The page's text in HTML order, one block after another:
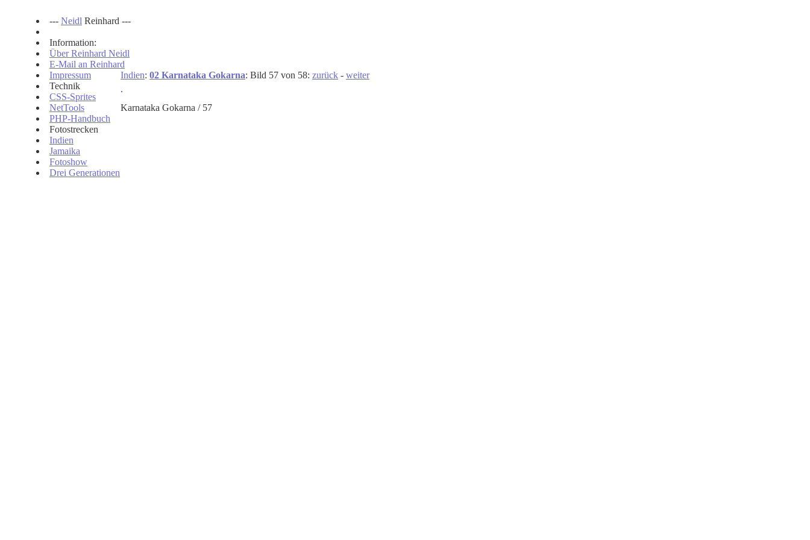
--- Neidl Reinhard ---
Information:
Über Reinhard Neidl
E-Mail an Reinhard
Impressum
Technik
CSS-Sprites
NetTools
PHP-Handbuch
Fotostrecken
Indien
Jamaika
Fotoshow
Drei Generationen
Indien: 02 Karnataka Gokarna: Bild 57 von 58: zurück - weiter
Karnataka Gokarna / 57